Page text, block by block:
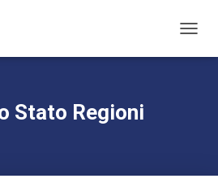
Stato Regioni